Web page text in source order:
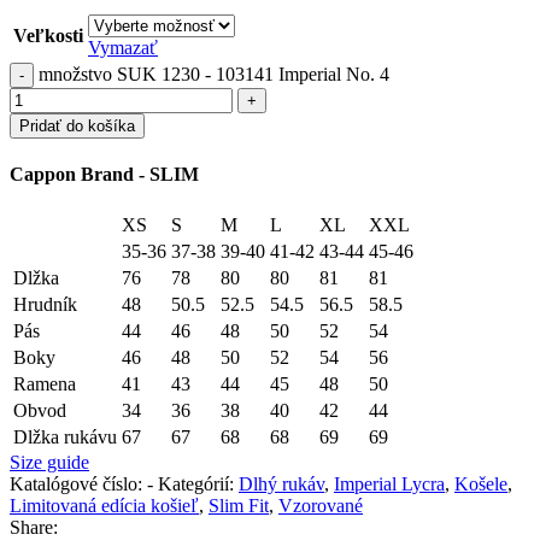
Veľkosti
Vymazať
množstvo SUK 1230 - 103141 Imperial No. 4
Pridať do košíka
Cappon Brand - SLIM
XS S M L XL
XXL
35-36 37-38 39-40 41-42 43-44 45-46
Dlžka
76 78 80 80 81
81
Hrudník
48 50.5 52.5 54.5 56.5
58.5
Pás
44 46 48 50 52
54
Boky
46 48 50 52 54
56
Ramena
41 43 44 45 48
50
Obvod
34 36 38 40 42
44
Dlžka rukávu 67 67 68 68 69
69
Size guide
Katalógové číslo: - Kategórií: Dlhý rukáv, Imperial Lycra, Košele,
Limitovaná edícia košieľ, Slim Fit, Vzorované
Share: